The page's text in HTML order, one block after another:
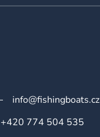
í
ý
p
i
info@fishingboats.cz
+420 774 504 535